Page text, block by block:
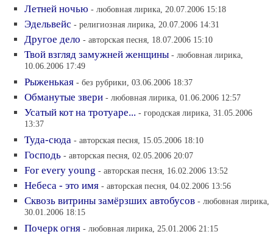
Летней ночью - любовная лирика, 20.07.2006 15:18
Эдельвейс - религиозная лирика, 20.07.2006 14:31
Другое дело - авторская песня, 18.07.2006 15:10
Твой взгляд замужней женщины - любовная лирика,
10.06.2006 17:49
Рыженькая - без рубрики, 03.06.2006 18:37
Обманутые звери - любовная лирика, 01.06.2006 12:57
Усатый кот на тротуаре... - городская лирика, 31.05.2006
13:37
Туда-сюда - авторская песня, 15.05.2006 18:10
Господь - авторская песня, 02.05.2006 20:07
For every young - авторская песня, 16.02.2006 13:52
Небеса - это имя - авторская песня, 04.02.2006 13:56
Сквозь витрины замёрзших автобусов - любовная лирика,
30.01.2006 18:15
Почерк огня - любовная лирика, 25.01.2006 21:15